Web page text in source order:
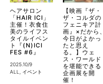
ヘアサロン
「HAIR ICI」
主催！衣食住
美のライフス
タイルイベン
ト『(N)ICI
FES #6』
2025.10/9
ALL
イベント
【映画『ザ・
ザ・コルダの
フェニキア計
画』×だから、
今日がよかっ
たと思え
る。】ウェ
ス・ワールド
を堪能できる
企画展を開
催！